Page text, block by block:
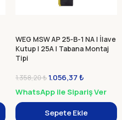
WEG MSW AP 25-B-1 NA | İlave
Kutup | 25A | Tabana Montaj
Tipi
1.358,20₺ 1.056,37₺
WhatsApp ile Sipariş Ver
Sepete Ekle